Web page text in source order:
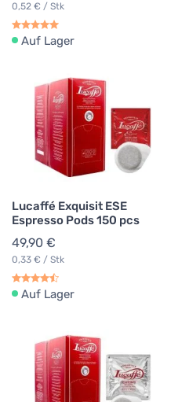
0,52 € / Stk
Auf Lager
Lucaffé Exquisit ESE
Espresso Pods 150 pcs
49,90 €
0,33 € / Stk
Auf Lager